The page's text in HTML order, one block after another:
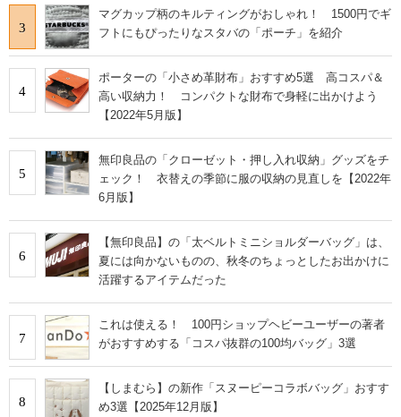
3
マグカップ柄のキルティングがおしゃれ！ 1500円でギ
フトにもぴったりなスタバの「ポーチ」を紹介
4
ポーターの「小さめ革財布」おすすめ5選 高コスパ＆
高い収納力！ コンパクトな財布で身軽に出かけよう
【2022年5月版】
5
無印良品の「クローゼット・押し入れ収納」グッズをチ
ェック！ 衣替えの季節に服の収納の見直しを【2022年
6月版】
6
【無印良品】の「太ベルトミニショルダーバッグ」は、
夏には向かないものの、秋冬のちょっとしたお出かけに
活躍するアイテムだった
7
これは使える！ 100円ショップヘビーユーザーの著者
がおすすめする「コスパ抜群の100均バッグ」3選
8
【しまむら】の新作「スヌーピーコラボバッグ」おすす
め3選【2025年12月版】